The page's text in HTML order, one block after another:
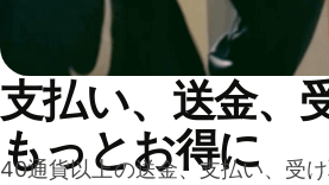
支払い、送金、
もっとお得に
40通貨以上の送金、支払い、受